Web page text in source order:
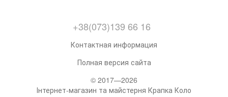
+38(073)139 66 16
Контактная информация
Полная версия сайта
© 2017—2026
Інтернет-магазин та майстерня Крапка Коло